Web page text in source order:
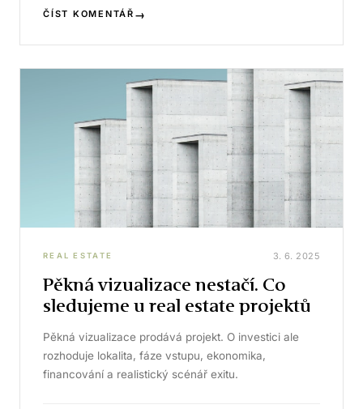
ČÍST KOMENTÁŘ →
REAL ESTATE 3. 6. 2025
Pěkná vizualizace nestačí. Co
sledujeme u real estate projektů
Pěkná vizualizace prodává projekt. O investici ale
rozhoduje lokalita, fáze vstupu, ekonomika,
financování a realistický scénář exitu.